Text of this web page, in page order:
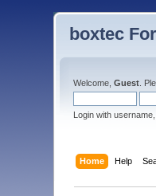
boxtec
Welcome,Guest .
Login with
Home Help